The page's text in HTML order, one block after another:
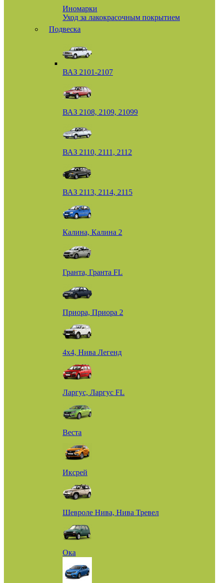
Иномарки
Уход за лакокрасочным покрытием
Подвеска
ВАЗ 2101-2107
ВАЗ 2108, 2109, 21099
ВАЗ 2110, 2111, 2112
ВАЗ 2113, 2114, 2115
Калина, Калина 2
Гранта, Гранта FL
Приора, Приора 2
4х4, Нива Легенд
Ларгус, Ларгус FL
Веста
Иксрей
Шевроле Нива, Нива Тревел
Ока